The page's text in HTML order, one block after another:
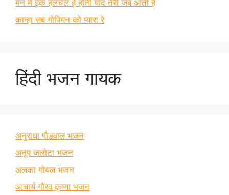
मन में इक हलचल है होती याद तेरी जब आती है
कान्हा सब गोपियन को प्यारा रे
हिंदी भजन गायक
अनुराधा पौडवाल भजन
अनूप जलोटा भजन
अलका गोयल भजन
आचार्य गौरव कृष्णा भजन